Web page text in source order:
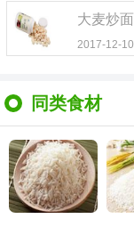
大麦炒
2017-12-
同类食材